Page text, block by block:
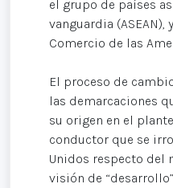
el grupo de países
vanguardia (ASEAN),
Comercio de las
El proceso de
las demarcaciones
su origen en el
conductor que se
Unidos respecto del
visión de